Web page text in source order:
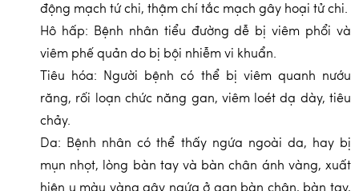
động mạch tứ chi, thậm chí tắc mạch gây hoại tử chi.
Hô hấp: Bệnh nhân tiểu đường dễ bị viêm phổi và
viêm phế quản do bị bội nhiễm vi khuẩn.
Tiêu hóa: Người bệnh có thể bị viêm quanh nướu
răng, rối loạn chức năng gan, viêm loét dạ dày, tiêu
chảy.
Da: Bệnh nhân có thể thấy ngứa ngoài da, hay bị
mụn nhọt, lòng bàn tay và bàn chân ánh vàng, xuất